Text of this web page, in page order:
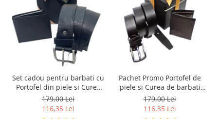
Set cadou pentru barbati cu
Portofel din piele si Curea
de barbati, negru 2210-4
179,00 Lei
116,35 Lei
Pachet Promo Portofel de
piele si Curea de barbati
neagra C130N-1881.4
179,00 Lei
116,35 Lei